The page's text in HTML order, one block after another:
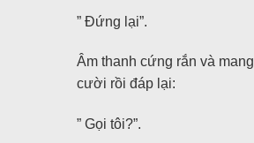
” Đứng lại”.
Âm thanh cứng rắn và
cười rồi đáp lại:
” Gọi tôi?”.